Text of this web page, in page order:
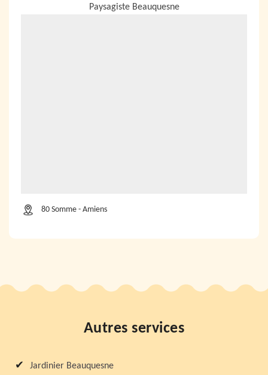
Paysagiste Beauquesne
80 Somme - Amiens
Autres services
Jardinier Beauquesne